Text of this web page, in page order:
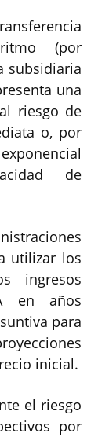
(por
subsidiaria
una
riesgo de
o, por
de
utilizar los
ingresos
en años
para
inicial.
el riesgo
por